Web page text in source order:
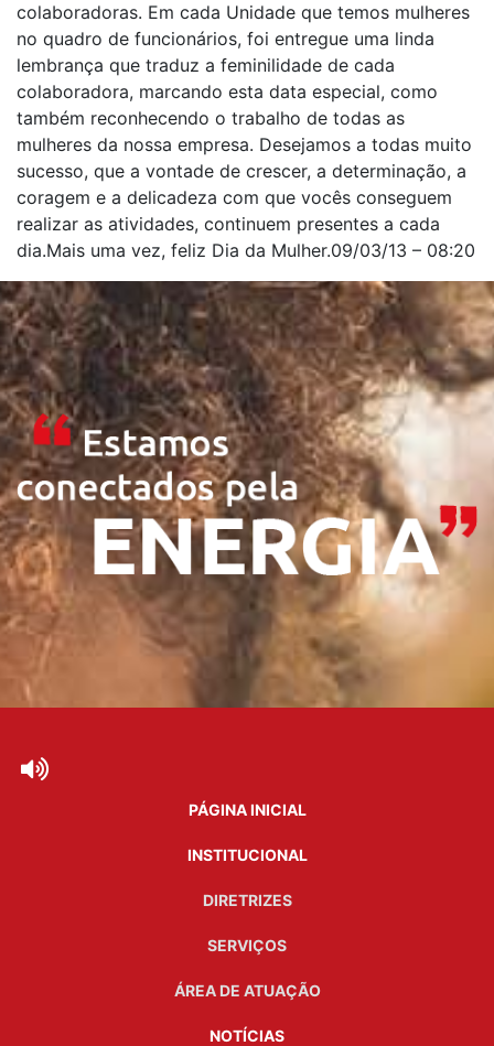
colaboradoras. Em cada Unidade que temos mulheres
no quadro de funcionários, foi entregue uma linda
lembrança que traduz a feminilidade de cada
colaboradora, marcando esta data especial, como
também reconhecendo o trabalho de todas as
mulheres da nossa empresa. Desejamos a todas muito
sucesso, que a vontade de crescer, a determinação, a
coragem e a delicadeza com que vocês conseguem
realizar as atividades, continuem presentes a cada
dia.Mais uma vez, feliz Dia da Mulher.09/03/13 – 08:20
PÁGINA INICIAL
INSTITUCIONAL
DIRETRIZES
SERVIÇOS
ÁREA DE ATUAÇÃO
NOTÍCIAS